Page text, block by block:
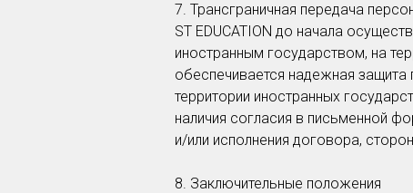
7. Трансграничная передача
ST EDUCATION до начала
иностранным государством, на
обеспечивается надежная
территории иностранных
наличия согласия в письменной
и/или исполнения договора,
8. Заключительные положения